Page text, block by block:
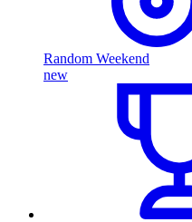
Random Weekend
new